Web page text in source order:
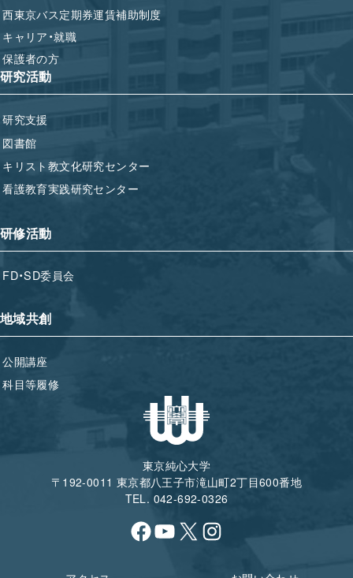
西東京バス定期券運賃補助制度
キャリア・就職
保護者の方
研究活動
研究支援
図書館
キリスト教文化研究センター
看護教育実践研究センター
研修活動
FD・SD委員会
地域共創
公開講座
科目等履修
東京純心大学
〒192-0011 東京都八王子市滝山町2丁目600番地
TEL. 042-692-0326
Facebook
YouTube
X Instagram